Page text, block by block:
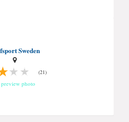
Sweden
(21)
preview photo